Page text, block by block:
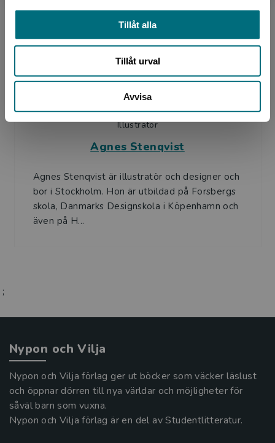
Tillåt alla
Tillåt urval
Avvisa
Tillsammans med sfi...
Illustratör
Agnes Stenqvist
Agnes Stenqvist är illustratör och designer och
bor i Stockholm. Hon är utbildad på Forsbergs
skola, Danmarks Designskola i Köpenhamn och
även på H...
;
Nypon och Vilja
Nypon och Vilja förlag ger ut böcker som väcker läslust
och öppnar dörren till nya världar och möjligheter för
såväl barn som vuxna.
Nypon och Vilja förlag är en del av Studentlitteratur.